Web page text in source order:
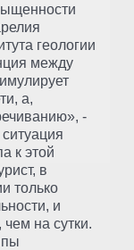
геологии
между
а,
-
к этой
в
только
и
на сутки.